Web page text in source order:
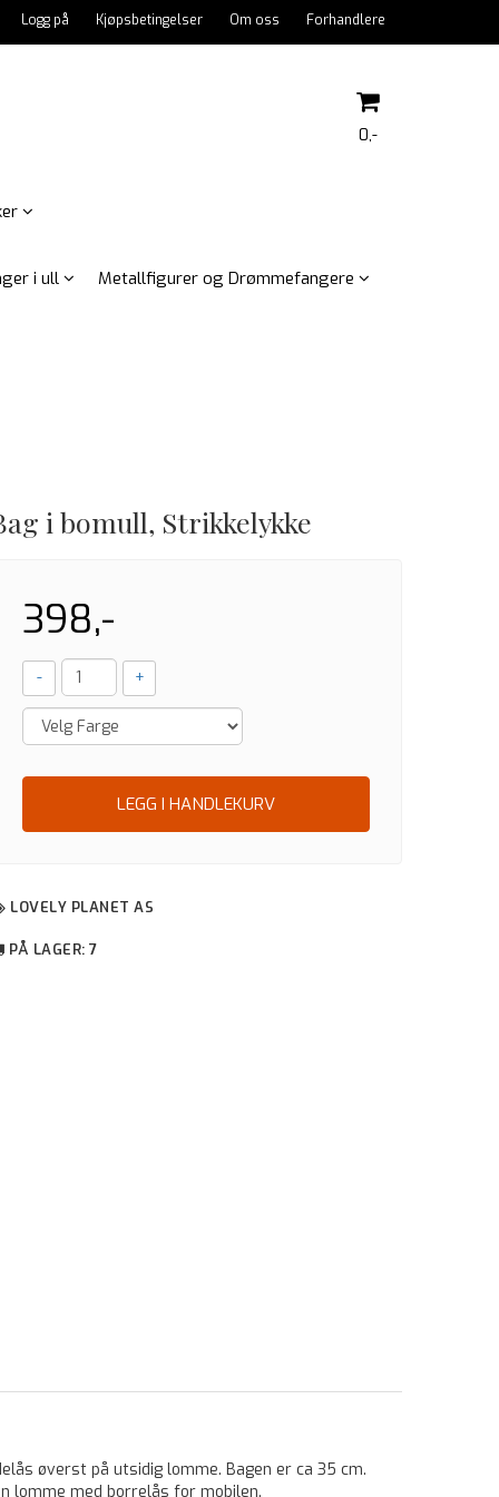
Logg på Kjøpsbetingelser Om oss Forhandlere
0,-
i ull Metallfigurer og Drømmefangere
i bomull, Strikkelykke
398,-
- +
LEGG I HANDLEKURV
LOVELY PLANET AS
PÅ LAGER: 7
øverst på utsidig lomme. Bagen er ca 35 cm.
lomme med borrelås for mobilen.